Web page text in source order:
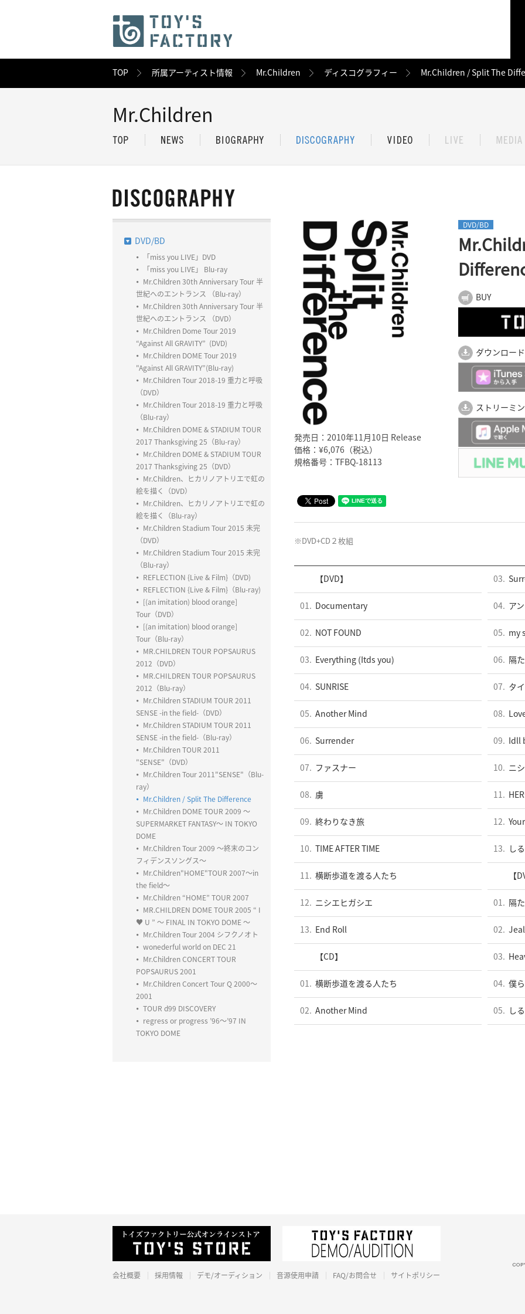
TOP 所属アーティスト情報 Mr.Children ディスコグラフィー Mr.Children / Split The
Mr.Children
DVD/BD
「miss you LIVE」DVD
「miss you LIVE」 Blu-ray
Mr.Children 30th Anniversary Tour 半
世紀へのエントランス （Blu-ray）
Mr.Children 30th Anniversary Tour 半
世紀へのエントランス （DVD）
Mr.Children Dome Tour 2019
“Against All GRAVITY” (DVD)
Mr.Children DOME Tour 2019
"Against All GRAVITY”(Blu-ray)
Mr.Children Tour 2018-19 重力と呼吸
（DVD）
Mr.Children Tour 2018-19 重力と呼吸
（Blu-ray）
Mr.Children DOME & STADIUM TOUR
2017 Thanksgiving 25（Blu-ray）
Mr.Children DOME & STADIUM TOUR
2017 Thanksgiving 25（DVD）
Mr.Children、ヒカリノアトリエで虹の
絵を描く（DVD）
Mr.Children、ヒカリノアトリエで虹の
絵を描く（Blu-ray）
Mr.Children Stadium Tour 2015 未完
（DVD）
Mr.Children Stadium Tour 2015 未完
（Blu-ray）
REFLECTION {Live & Film}（DVD)
REFLECTION {Live & Film}（Blu-ray)
[(an imitation) blood orange]
Tour（DVD）
[(an imitation) blood orange]
Tour（Blu-ray）
MR.CHILDREN TOUR POPSAURUS
2012（DVD）
MR.CHILDREN TOUR POPSAURUS
2012（Blu-ray）
Mr.Children STADIUM TOUR 2011
SENSE -in the field-（DVD）
Mr.Children STADIUM TOUR 2011
SENSE -in the field-（Blu-ray）
Mr.Children TOUR 2011
"SENSE"（DVD）
Mr.Children Tour 2011"SENSE"（Blu-
ray）
Mr.Children / Split The Difference
Mr.Children DOME TOUR 2009 〜
SUPERMARKET FANTASY〜 IN TOKYO
DOME
Mr.Children Tour 2009 ～終末のコン
フィデンスソングス～
Mr.Children"HOME"TOUR 2007～in
the field～
Mr.Children “HOME” TOUR 2007
MR.CHILDREN DOME TOUR 2005 “ I
♥ U ” ～ FINAL IN TOKYO DOME ～
Mr.Children Tour 2004 シフクノオト
wonederful world on DEC 21
Mr.Children CONCERT TOUR
POPSAURUS 2001
Mr.Children Concert Tour Q 2000～
2001
TOUR d99 DISCOVERY
regress or progress ’96～’97 IN
TOKYO DOME
発売日：2010年11月10日 Release
価格：¥6,076（税込）
規格番号：TFBQ-18113
DVD/BD
BUY
ダウンロード
ストリーミ
※DVD+CD２枚組
【DVD】
01. Documentary
02. NOT FOUND
03. Everything (Itds you)
04. SUNRISE
05. Another Mind
06. Surrender
07. ファスナー
08. 虜
09. 終わりなき旅
10. TIME AFTER TIME
11. 横断歩道を渡る人たち
12. ニシエヒガシエ
13. End Roll
【CD】
01. 横断歩道を渡る人たち
02. Another Mind
03.
04. ア
05. my
06. 隔
07. タ
08.
09. Idll
10. ニ
11.
12.
13. し
【
01. 隔
02.
03.
04. 僕
05. し
会社概要 採用情報 デモ/オーディション 音源使用申請 FAQ/お問合せ サイトポリシー